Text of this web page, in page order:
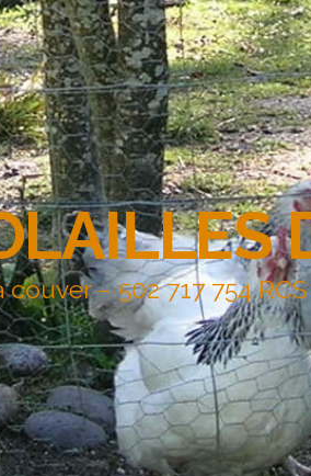
– 502 717 754